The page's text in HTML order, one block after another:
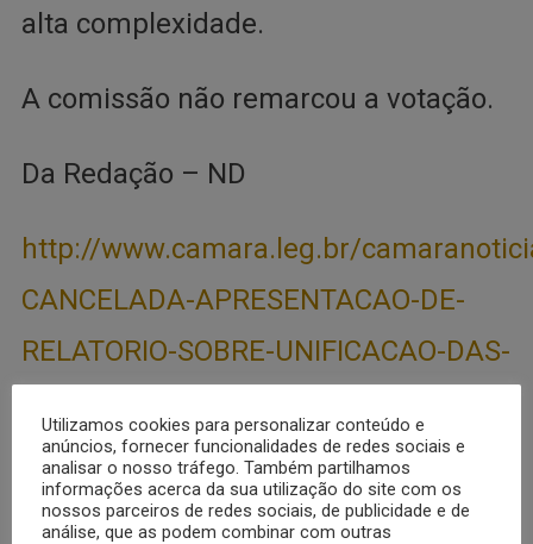
alta complexidade.
A comissão não remarcou a votação.
Da Redação – ND
http://www.camara.leg.br/
CANCELADA-APRESENTACAO-DE-
RELATORIO-SOBRE-UNIFICACAO-DAS-
Nota: ESTÁ “SEPULTADA” TAL
INTENÇÃO.
Utilizamos cookies para personalizar conteúdo e
anúncios, fornecer funcionalidades de redes sociais e
analisar o nosso tráfego. Também partilhamos
informações acerca da sua utilização do site com os
nossos parceiros de redes sociais, de publicidade e de
análise, que as podem combinar com outras